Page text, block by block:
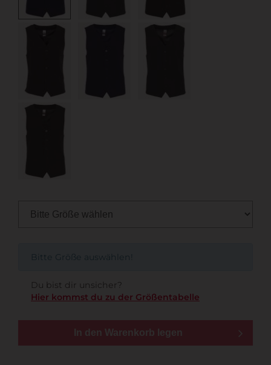
Bitte Größe auswählen!
Du bist dir unsicher?
Hier kommst du zu der Größentabelle
In den Warenkorb legen